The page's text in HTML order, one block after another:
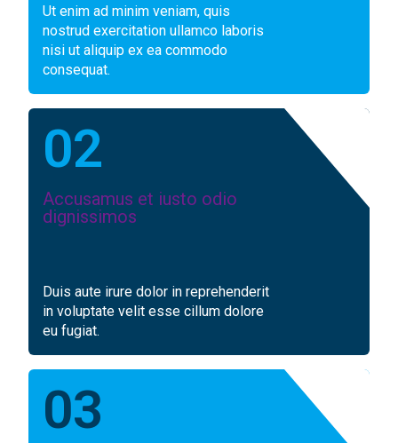
Ut enim ad minim veniam, quis
nostrud exercitation ullamco laboris
nisi ut aliquip ex ea commodo
consequat.
02
Accusamus et iusto odio
dignissimos
Duis aute irure dolor in reprehenderit
in voluptate velit esse cillum dolore
eu fugiat.
03